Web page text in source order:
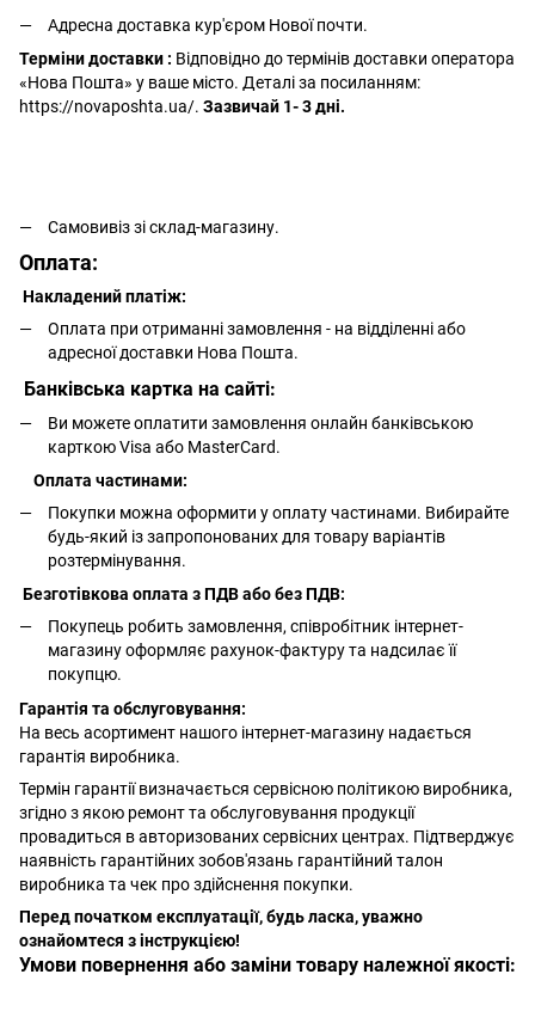
Адресна доставка кур'єром Нової почти.
Терміни доставки : Відповідно до термінів доставки оператора
«Нова Пошта» у ваше місто. Деталі за посиланням:
https://novaposhta.ua/. Зазвичай 1- 3 дні.
Самовивіз зі склад-магазину.
Оплата:
Накладений платіж:
Оплата при отриманні замовлення - на відділенні або
адресної доставки Нова Пошта.
Банківська картка на сайті:
Ви можете оплатити замовлення онлайн банківською
карткою Visa або MasterCard.
Оплата частинами:
Покупки можна оформити у оплату частинами. Вибирайте
будь-який із запропонованих для товару варіантів
розтермінування.
Безготівкова оплата з ПДВ або без ПДВ:
Покупець робить замовлення, співробітник інтернет-
магазину оформляє рахунок-фактуру та надсилає її
покупцю.
Гарантія та обслуговування:
На весь асортимент нашого інтернет-магазину надається
гарантія виробника.
Термін гарантії визначається сервісною політикою виробника,
згідно з якою ремонт та обслуговування продукції
провадиться в авторизованих сервісних центрах. Підтверджує
наявність гарантійних зобов'язань гарантійний талон
виробника та чек про здійснення покупки.
Перед початком експлуатації, будь ласка, уважно
ознайомтеся з інструкцією!
Умови повернення або заміни товару належної якості: